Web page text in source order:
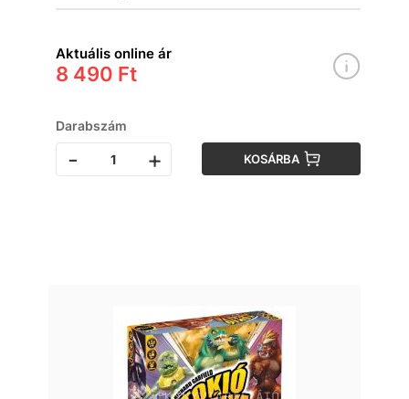
Aktuális online ár
8 490 Ft
Darabszám
- + KOSÁRBA